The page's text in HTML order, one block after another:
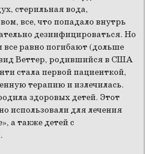
стерильная вода,
все, что попадало внутрь
дезинфицироваться. Но
все равно погибают (дольше
Веттер, родившийся в США
стала первой пациенткой,
терапию и излечилась.
здоровых детей. Этот
использовали для лечения
а также детей с